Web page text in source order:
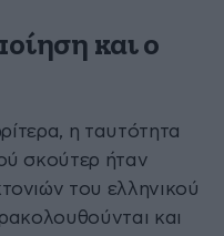
και ο
η ταυτότητα
σκούτερ ήταν
του ελληνικού
και